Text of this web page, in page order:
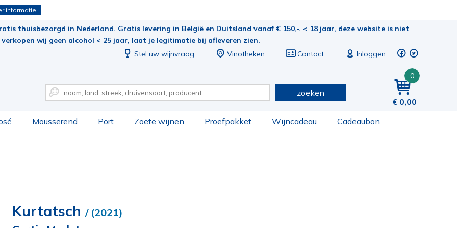
informatie
thuisbezorgd in Nederland. Gratis levering in België en Duitsland vanaf € 150,-. < 18 jaar, deze website is niet
wij geen alcohol < 25 jaar, laat je legitimatie bij afleveren zien.
Stel uw wijnvraag
Vinotheken Contact Inloggen
0
0,00
zoeken
Mousserend Port Zoete wijnen Proefpakket Wijncadeau Cadeaubon
Kurtatsch / (2021)